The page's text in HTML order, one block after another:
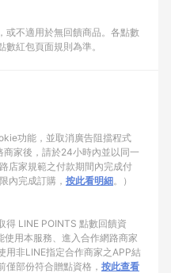
或不適用於無回饋商品。各點數
紅包頁面規則為準。
功能，並取消廣告阻擋程式
商家後，請於24小時內並以同一
店家規範之付款期間內完成付
內完成訂購， 按此看明細。）
得 LINE POINTS 點數回饋資
用本服務、進入合作網路商家
用非LINE指定合作商家之APP結
僅部份符合贈點資格， 按此查看